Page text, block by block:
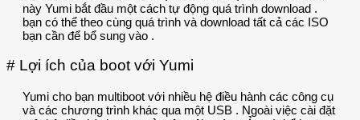
này Yumi bắt đầu một cách tự động quá trình download .
bạn có thể theo cùng quá trình và download tất cả các ISO
bạn cần để bổ sung vào .
# Lợi ích của boot với Yumi
Yumi cho bạn multiboot với nhiều hệ điều hành các công cụ
và các chương trình khác qua một USB . Ngoài việc cài đặt